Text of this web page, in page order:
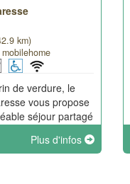
km)
de verdure, le
vous propose
séjour partagé
Côte d'Azur et
Plus d'infos